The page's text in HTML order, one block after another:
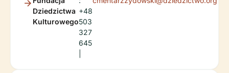
Dziedzictwa
Kulturowego
+48
503
327
645